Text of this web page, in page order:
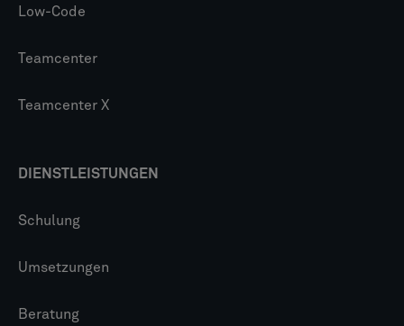
Low-Code
Teamcenter
Teamcenter X
DIENSTLEISTUNGEN
Schulung
Umsetzungen
Beratung